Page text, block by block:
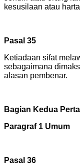
kesusilaan atau
Pasal 35
Ketiadaan sifat
sebagaimana
alasan pembenar.
Bagian Kedua
Paragraf 1 Umum
Pasal 36